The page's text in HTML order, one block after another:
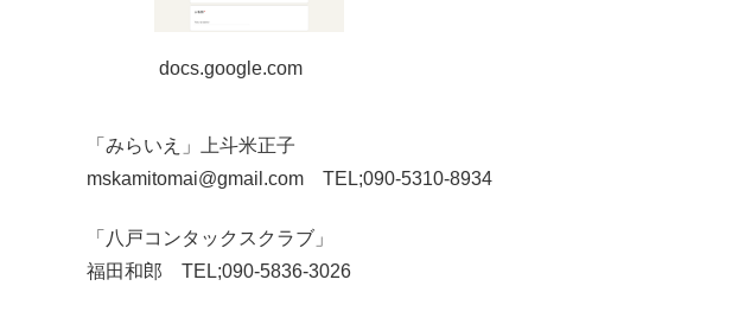
docs.google.com
「みらいえ」上斗米正子
mskamitomai@gmail.com TEL;090-5310-8934
「八戸コンタックスクラブ」
福田和郎 TEL;090-5836-3026